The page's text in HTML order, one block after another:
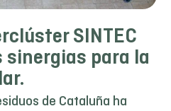
SINTEC
sinergias para la
de Cataluña ha